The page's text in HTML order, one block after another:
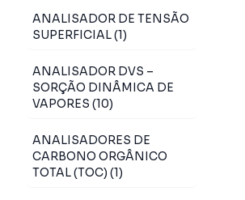
ANALISADOR DE TENSÃO
SUPERFICIAL (1)
ANALISADOR DVS –
SORÇÃO DINÂMICA DE
VAPORES (10)
ANALISADORES DE
CARBONO ORGÂNICO
TOTAL (TOC) (1)